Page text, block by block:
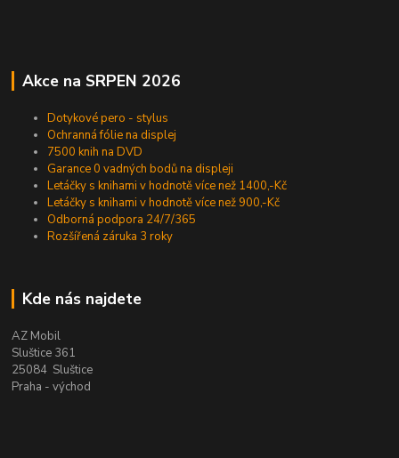
Akce na SRPEN 2026
Dotykové pero - stylus
Ochranná fólie na displej
7500 knih na DVD
Garance 0 vadných bodů na displeji
Letáčky s knihami v hodnotě více než 1400,-Kč
Letáčky s knihami v hodnotě více než 900,-Kč
Odborná podpora 24/7/365
Rozšířená záruka 3 roky
Kde nás najdete
AZ Mobil
Sluštice 361
25084 Sluštice
Praha - východ